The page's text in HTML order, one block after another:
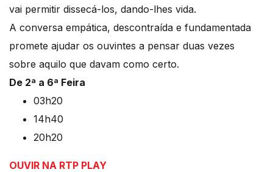
vai permitir dissecá-los, dando-lhes vida.
A conversa empática, descontraída e fundamentada
promete ajudar os ouvintes a pensar duas vezes
sobre aquilo que davam como certo.
De 2ª a 6ª Feira
03h20
14h40
20h20
OUVIR NA RTP PLAY